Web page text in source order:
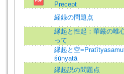
Precept
経録の問題点
縁起と性起：華厳の唯
って
縁起と空
śūnyatā
縁起説の問題点